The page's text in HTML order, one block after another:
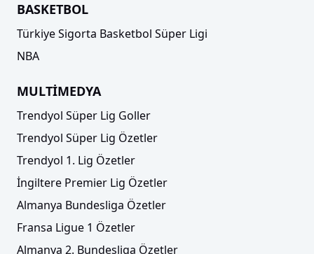
BASKETBOL
Türkiye Sigorta Basketbol Süper Ligi
NBA
MULTİMEDYA
Trendyol Süper Lig Goller
Trendyol Süper Lig Özetler
Trendyol 1. Lig Özetler
İngiltere Premier Lig Özetler
Almanya Bundesliga Özetler
Fransa Ligue 1 Özetler
Almanya 2. Bundesliga Özetler